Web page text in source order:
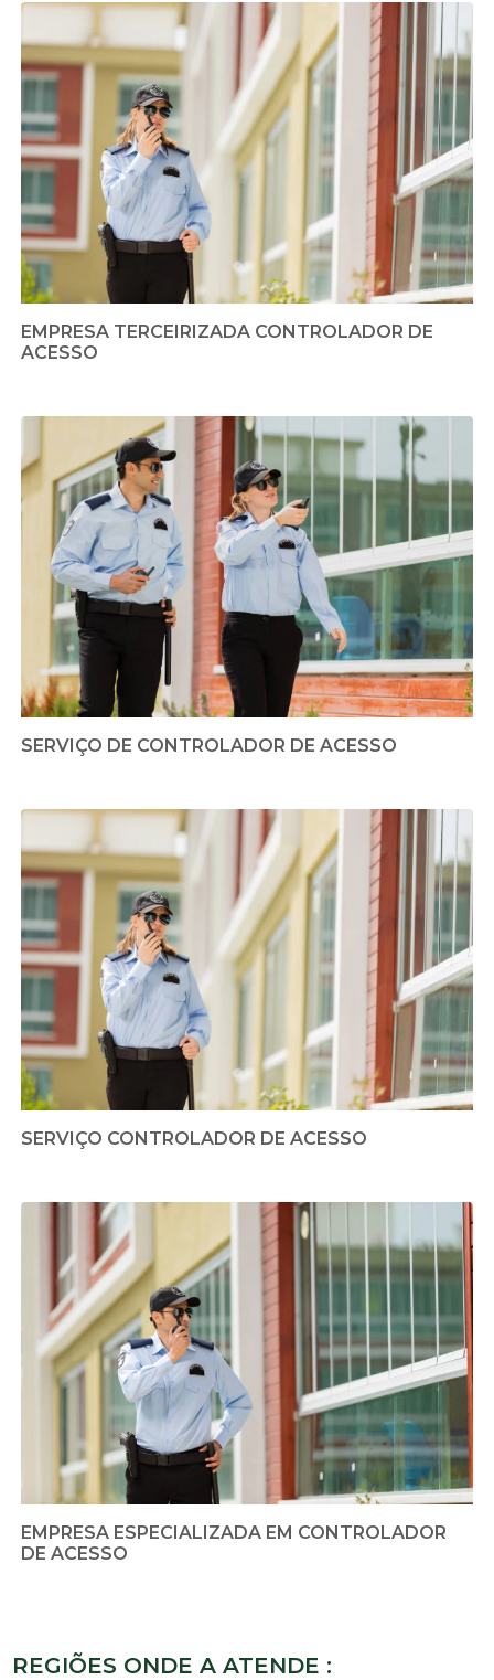
EMPRESA TERCEIRIZADA CONTROLADOR DE
ACESSO
SERVIÇO DE CONTROLADOR DE ACESSO
SERVIÇO CONTROLADOR DE ACESSO
EMPRESA ESPECIALIZADA EM CONTROLADOR
DE ACESSO
REGIÕES ONDE A ATENDE :